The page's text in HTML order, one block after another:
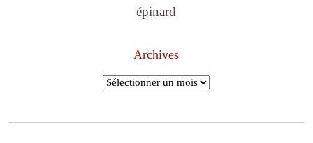
épinard
Archives
Archives